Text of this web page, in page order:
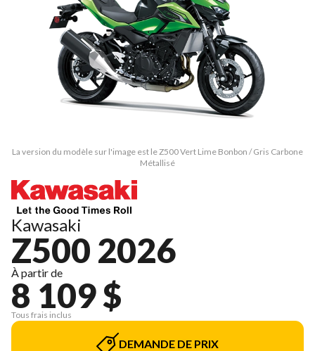
La version du modèle sur l'image est le Z500 Vert Lime Bonbon / Gris Carbone
Métallisé
Kawasaki
Z500 2026
À partir de
8 109 $
Tous frais inclus
DEMANDE DE PRIX